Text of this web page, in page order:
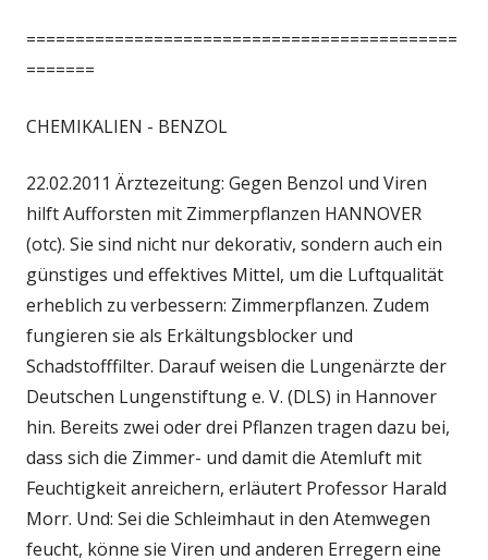
============================================
=======
CHEMIKALIEN - BENZOL
22.02.2011 Ärztezeitung: Gegen Benzol und Viren
hilft Aufforsten mit Zimmerpflanzen HANNOVER
(otc). Sie sind nicht nur dekorativ, sondern auch ein
günstiges und effektives Mittel, um die Luftqualität
erheblich zu verbessern: Zimmerpflanzen. Zudem
fungieren sie als Erkältungsblocker und
Schadstofffilter. Darauf weisen die Lungenärzte der
Deutschen Lungenstiftung e. V. (DLS) in Hannover
hin. Bereits zwei oder drei Pflanzen tragen dazu bei,
dass sich die Zimmer- und damit die Atemluft mit
Feuchtigkeit anreichern, erläutert Professor Harald
Morr. Und: Sei die Schleimhaut in den Atemwegen
feucht, könne sie Viren und anderen Erregern eine